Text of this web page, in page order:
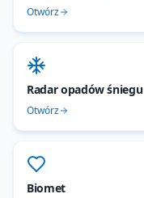
Otwórz
Radar opadów śniegu
Otwórz
Biomet